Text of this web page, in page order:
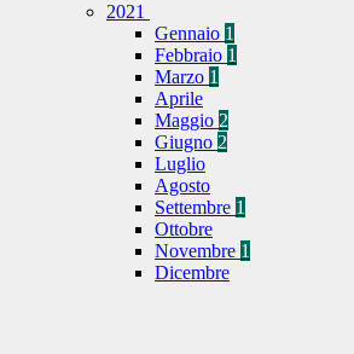
2021
Gennaio 1
Febbraio 1
Marzo 1
Aprile
Maggio 2
Giugno 2
Luglio
Agosto
Settembre 1
Ottobre
Novembre 1
Dicembre